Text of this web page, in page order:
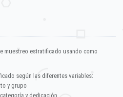
muestreo estratificado usando como
según las diferentes variables:
y grupo
y dedicación